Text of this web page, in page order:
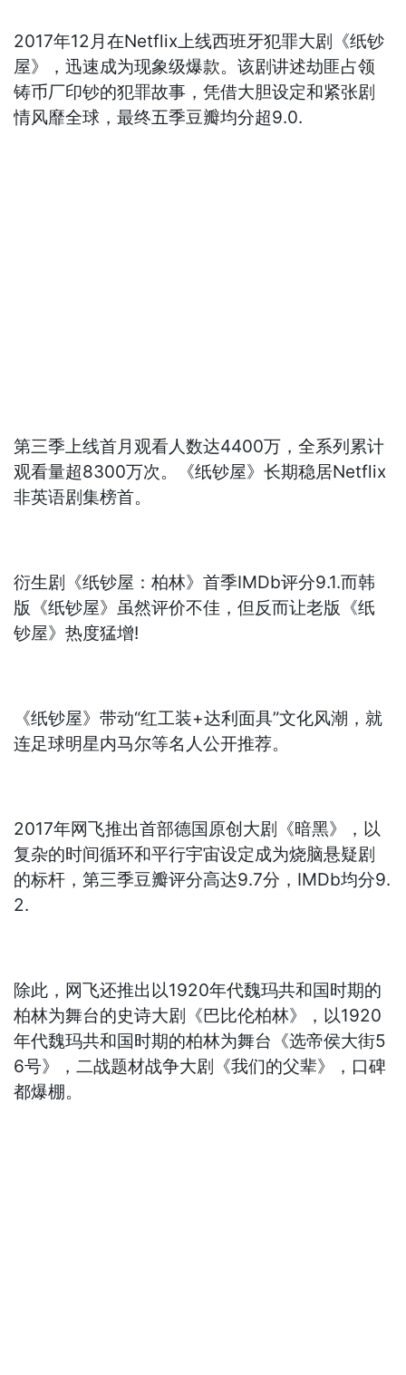
2017年12月在Netflix上线西班牙犯罪大剧《纸钞
屋》，迅速成为现象级爆款。该剧讲述劫匪占领
铸币厂印钞的犯罪故事，凭借大胆设定和紧张剧
情风靡全球，最终五季豆瓣均分超9.0.
第三季上线首月观看人数达4400万，全系列累计
观看量超8300万次。《纸钞屋》长期稳居Netflix
非英语剧集榜首。
衍生剧《纸钞屋：柏林》首季IMDb评分9.1.而韩
版《纸钞屋》虽然评价不佳，但反而让老版《纸
钞屋》热度猛增!
《纸钞屋》带动“红工装+达利面具”文化风潮，就
连足球明星内马尔等名人公开推荐。
2017年网飞推出首部德国原创大剧《暗黑》，以
复杂的时间循环和平行宇宙设定成为烧脑悬疑剧
的标杆，第三季豆瓣评分高达9.7分，IMDb均分9.
2.
除此，网飞还推出以1920年代魏玛共和国时期的
柏林为舞台的史诗大剧《巴比伦柏林》，以1920
年代魏玛共和国时期的柏林为舞台《选帝侯大街5
6号》，二战题材战争大剧《我们的父辈》，口碑
都爆棚。